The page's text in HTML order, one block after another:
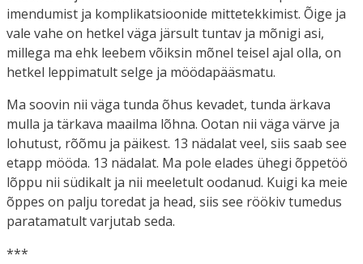
imendumist ja komplikatsioonide mittetekkimist. Õige ja
vale vahe on hetkel väga järsult tuntav ja mõnigi asi,
millega ma ehk leebem võiksin mõnel teisel ajal olla, on
hetkel leppimatult selge ja möödapääsmatu.
Ma soovin nii väga tunda õhus kevadet, tunda ärkava
mulla ja tärkava maailma lõhna. Ootan nii väga värve ja
lohutust, rõõmu ja päikest. 13 nädalat veel, siis saab see
etapp mööda. 13 nädalat. Ma pole elades ühegi õppetöö
lõppu nii südikalt ja nii meeletult oodanud. Kuigi ka meie
õppes on palju toredat ja head, siis see röökiv tumedus
paratamatult varjutab seda.
***